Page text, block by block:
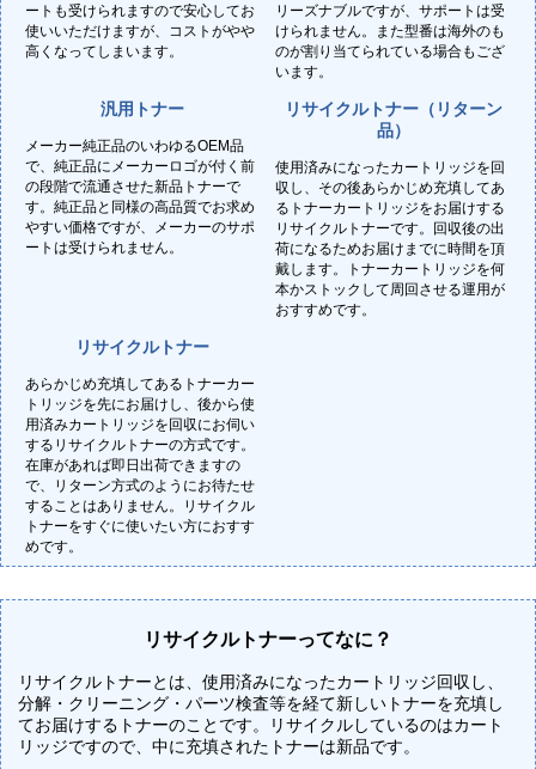
ートも受けられますので安心してお
使いいただけますが、コストがやや
高くなってしまいます。
リーズナブルですが、サポートは受
けられません。また型番は海外のも
のが割り当てられている場合もござ
います。
汎用トナー
メーカー純正品のいわゆるOEM品
で、純正品にメーカーロゴが付く前
の段階で流通させた新品トナーで
す。純正品と同様の高品質でお求め
やすい価格ですが、メーカーのサポ
ートは受けられません。
リサイクルトナー（リターン
品）
使用済みになったカートリッジを回
収し、その後あらかじめ充填してあ
るトナーカートリッジをお届けする
リサイクルトナーです。回収後の出
荷になるためお届けまでに時間を頂
戴します。トナーカートリッジを何
本かストックして周回させる運用が
おすすめです。
リサイクルトナー
あらかじめ充填してあるトナーカー
トリッジを先にお届けし、後から使
用済みカートリッジを回収にお伺い
するリサイクルトナーの方式です。
在庫があれば即日出荷できますの
で、リターン方式のようにお待たせ
することはありません。リサイクル
トナーをすぐに使いたい方におすす
めです。
リサイクルトナーってなに？
リサイクルトナーとは、使用済みになったカートリッジ回収し、
分解・クリーニング・パーツ検査等を経て新しいトナーを充填し
てお届けするトナーのことです。リサイクルしているのはカート
リッジですので、中に充填されたトナーは新品です。